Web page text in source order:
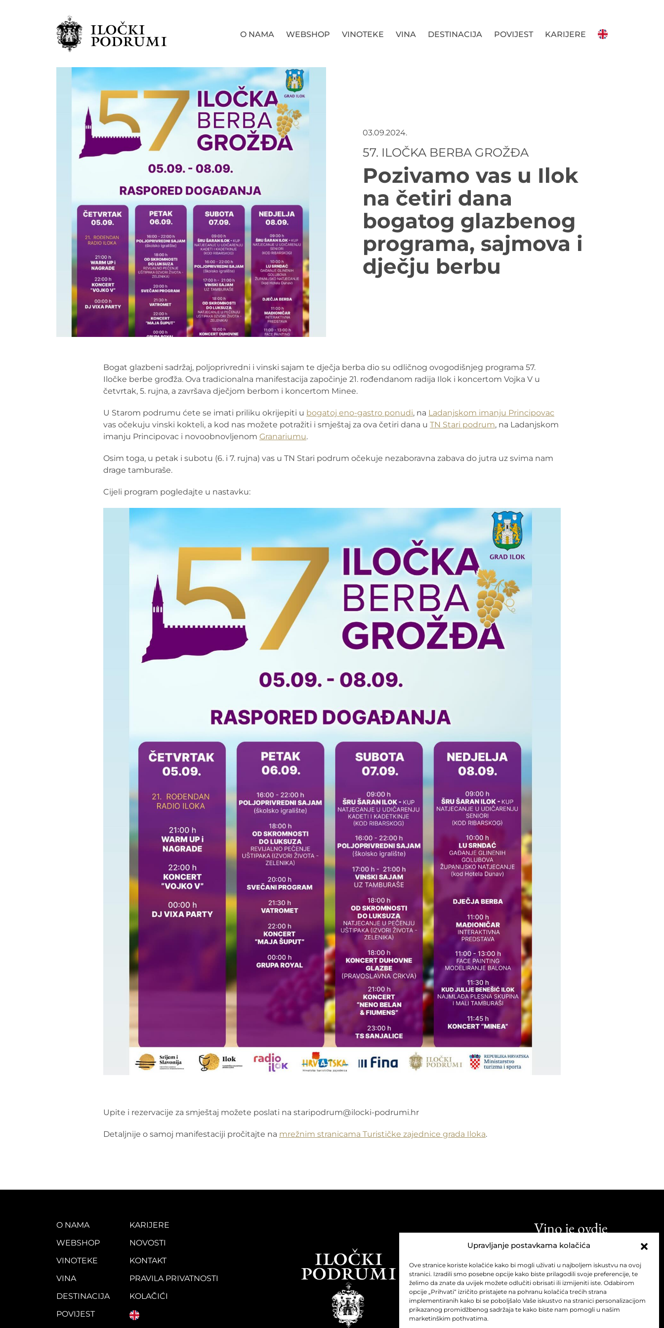
Upravljanje postavkama kolačića
Ove stranice koriste kolačiće kako bi mogli uživati u najboljem iskustvu na ovoj
stranici. Izradili smo posebne opcije kako biste prilagodili svoje preferencije, te
želimo da znate da uvijek možete odlučiti obrisati ili izmijeniti iste. Odabirom
opcije „Prihvati“ izričito pristajete na pohranu kolačića trećih strana
implementiranih kako bi se poboljšalo Vaše iskustvo na stranici personalizacijom
prikazanog promidžbenog sadržaja te kako biste nam pomogli u našim
marketinškim pothvatima.
O NAMA WEBSHOP VINOTEKE VINA DESTINACIJA POVIJEST KARIJERE
03.09.2024.
57. ILOČKA BERBA GROŽĐA
Pozivamo vas u Ilok
na četiri dana
bogatog glazbenog
programa, sajmova i
dječju berbu
Bogat glazbeni sadržaj, poljoprivredni i vinski sajam te dječja berba dio su odličnog ovogodišnjeg programa 57.
Iločke berbe grođža. Ova tradicionalna manifestacija započinje 21. rođendanom radija Ilok i koncertom Vojka V u
četvrtak, 5. rujna, a završava dječjom berbom i koncertom Minee.
U Starom podrumu ćete se imati priliku okrijepiti u bogatoj eno-gastro ponudi, na Ladanjskom imanju Principovac
vas očekuju vinski kokteli, a kod nas možete potražiti i smještaj za ova četiri dana u TN Stari podrum, na Ladanjskom
imanju Principovac i novoobnovljenom Granariumu.
Osim toga, u petak i subotu (6. i 7. rujna) vas u TN Stari podrum očekuje nezaboravna zabava do jutra uz svima nam
drage tamburaše.
Cijeli program pogledajte u nastavku:
Upite i rezervacije za smještaj možete poslati na staripodrum@ilocki-podrumi.hr
Detaljnije o samoj manifestaciji pročitajte na mrežnim stranicama Turističke zajednice grada Iloka.
O NAMA
WEBSHOP
VINOTEKE
VINA
DESTINACIJA
POVIJEST
KARIJERE
NOVOSTI
KONTAKT
PRAVILA PRIVATNOSTI
KOLAČIĆI
Vino je ovdje
umjetnost i stil života.